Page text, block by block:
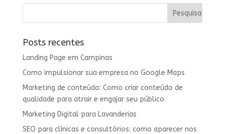
Posts recentes
Landing Page em Campinas
Como impulsionar sua empresa no Google Maps
Marketing de conteúdo: Como criar conteúdo de
qualidade para atrair e engajar seu público.
Marketing Digital para Lavanderias
SEO para clínicas e consultórios: como aparecer nos